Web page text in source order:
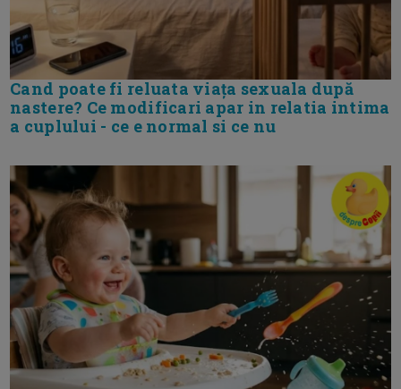
Cand poate fi reluata viața sexuala după
nastere? Ce modificari apar in relatia intima
a cuplului - ce e normal si ce nu